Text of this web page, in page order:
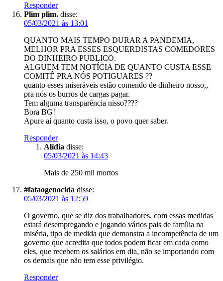
Responder
Plim plim. disse:
05/03/2021 às 13:01
QUANTO MAIS TEMPO DURAR A PANDEMIA,
MELHOR PRA ESSES ESQUERDISTAS COMEDORES
DO DINHEIRO PUBLICO.
ALGUEM TEM NOTÍCIA DE QUANTO CUSTA ESSE
COMITÊ PRA NÓS POTIGUARES ??
quanto esses miseráveis estão comendo de dinheiro nosso,,
pra nós os burros de cargas pagar.
Tem alguma transparência nisso????
Bora BG!
Apure aí quanto custa isso, o povo quer saber.
Responder
Alídia disse:
05/03/2021 às 14:43
Mais de 250 mil mortos
#fataogenocida disse:
05/03/2021 às 12:59
O governo, que se diz dos trabalhadores, com essas medidas
estará desempregando e jogando vários pais de família na
miséria, tipo de medida que demonstra a incompetência de um
governo que acredita que todos podem ficar em cada como
eles, que recebem os salários em dia, não se importando com
os demais que não tem esse privilégio.
Responder